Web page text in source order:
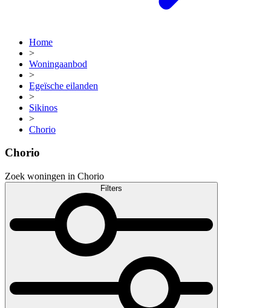
Home
>
Woningaanbod
>
Egeïsche eilanden
>
Sikinos
>
Chorio
Chorio
Zoek woningen in Chorio
Filters